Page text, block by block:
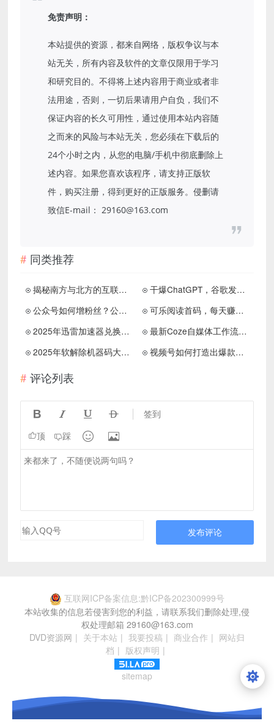
免责声明：
本站提供的资源，都来自网络，版权争议与本
站无关，所有内容及软件的文章仅限用于学习
和研究目的。不得将上述内容用于商业或者非
法用途，否则，一切后果请用户自负，我们不
保证内容的长久可用性，通过使用本站内容随
之而来的风险与本站无关，您必须在下载后的
24个小时之内，从您的电脑/手机中彻底删除上
述内容。如果您喜欢该程序，请支持正版软
件，购买注册，得到更好的正版服务。侵删请
致信E-mail： 29160@163.com
同类推荐
揭秘南方与北方的互联网圈子的信息差
干爆ChatGPT，谷歌发布新大模型：Gemini
公众号如何增粉丝？公众号的涨粉密码
可乐阅读首码，每天赚零花钱，超级简单，多号操作收益更高
2025年迅雷加速器兑换大全:最新口令、CDKEY、兑换码及优惠券领取教程免费VIP会员白嫖
最新Coze自媒体工作流教程系列
2025年软解除机器码大师工具箱加强版
视频号如何打造出爆款视频，这些事情你知道了吗？
评论列表
    签到
顶 踩  
发布评论
互联网ICP备案信息:黔ICP备202300999号
本站收集的信息若侵害到您的利益，请联系我们删除处理,侵
权处理邮箱 29160@163.com
DVD资源网 | 关于本站 | 我要投稿 | 商业合作 | 网站归
档 | 版权声明 |
sitemap